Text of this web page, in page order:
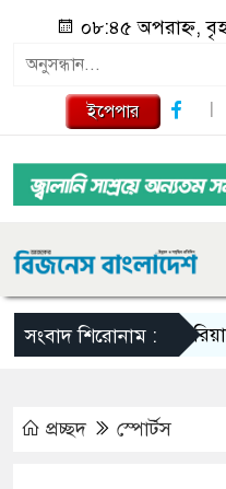
০৮:৪৫ অপরাহ্ন,
ইপেপার
সংবাদ শিরোনাম :গজারিয়ায় ২৪
প্রচ্ছদ স্পোর্টস